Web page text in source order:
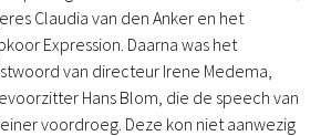
Claudia van den Anker en het
Expression. Daarna was het
van directeur Irene Medema,
Hans Blom, die de speech van
voordroeg. Deze kon niet aanwezig